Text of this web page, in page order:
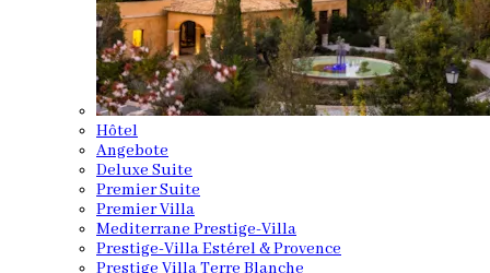
Hôtel
Angebote
Deluxe Suite
Premier Suite
Premier Villa
Mediterrane Prestige-Villa
Prestige-Villa Estérel & Provence
Prestige Villa Terre Blanche